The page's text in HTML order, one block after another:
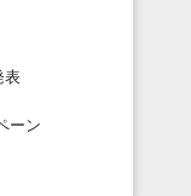
表
ーン